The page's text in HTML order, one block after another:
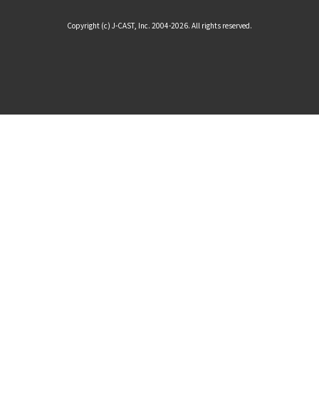
Copyright (c) J-CAST, Inc. 2004-2026. All rights reserved.